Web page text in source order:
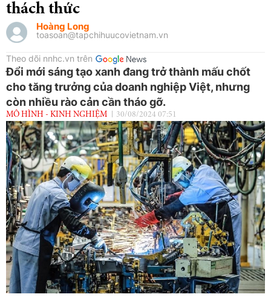
thách thức
Hoàng Long
toasoan@tapchihuucovietnam.vn
Theo dõi nnhc.vn trên
Đổi mới sáng tạo xanh đang trở thành mấu chốt
cho tăng trưởng của doanh nghiệp Việt, nhưng
còn nhiều rào cản cần tháo gỡ.
MÔ HÌNH - KINH NGHIỆM 30/08/2024 07:51